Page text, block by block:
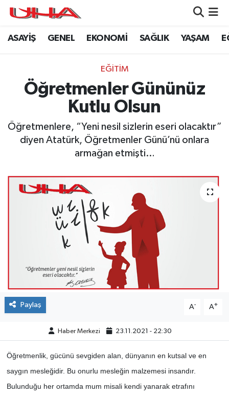
ASAYİŞ GENEL EKONOMİ SAĞLIK YAŞAM
EĞİTİM
Öğretmenler Gününüz
Kutlu Olsun
Öğretmenlere, “Yeni nesil sizlerin eseri olacaktır”
diyen Atatürk, Öğretmenler Günü’nü onlara
armağan etmişti…
Paylaş A- A+
Haber Merkezi 23.11.2021 - 22:30
Öğretmenlik, gücünü sevgiden alan, dünyanın en kutsal ve en
saygın mesleğidir. Bu onurlu mesleğin malzemesi insandır.
Bulunduğu her ortamda mum misali kendi yanarak etrafını
ASAYİŞ
GENEL
SAĞLIK
EKONOMİ
EĞİTİM
DÜNYA
HABERDE İNSAN
BİLİM VE TEKNOLOJİ
KAMPANYALAR
KÜLTÜR-SANAT
Nöbetçi Eczaneler
Namaz Vakitleri
Puan Durumu ve Fikstür
Son Dakika Haberleri
Haber Arşivi